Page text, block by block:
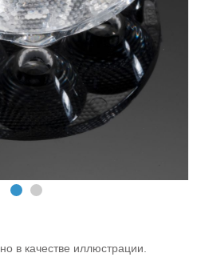
в качестве иллюстрации.